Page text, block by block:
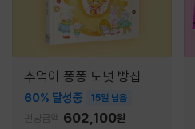
추억이 퐁퐁 도넛 빵집
60% 달성중 15일 남음
펀딩금액 602,100원